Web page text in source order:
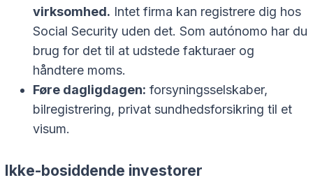
virksomhed. Intet firma kan registrere dig hos
Social Security uden det. Som autónomo har du
brug for det til at udstede fakturaer og
håndtere moms.
Føre dagligdagen: forsyningsselskaber,
bilregistrering, privat sundhedsforsikring til et
visum.
Ikke-bosiddende investorer